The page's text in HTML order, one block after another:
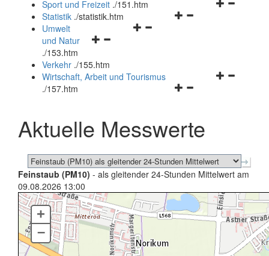
Navigationsmenü
Sport und Freizeit ./151.htm
Navigationsmenü
Statistik ./statistik.htm
Navigationsmenü
und
schließen
Umwelt
und Natur
./153.htm
Verkehr ./155.htm
Navigationsmenü
schließen
Wirtschaft, Arbeit und Tourismus
./157.htm
Aktuelle Messwerte
Feinstaub (PM10) - als gleitender 24-Stunden Mittelwert am
09.08.2026 13:00
+
–